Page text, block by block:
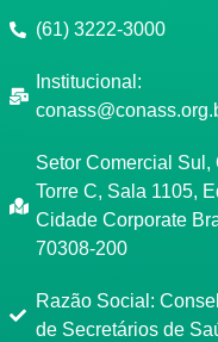
(61) 3222-3000
Institucional:
Setor Comercial Sul,
Torre C, Sala 1105,
Cidade Corporate
70308-200
Razão Social:
de Secretários de